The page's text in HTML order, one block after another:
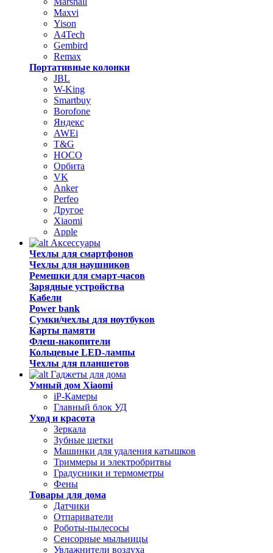
Maxvi
Yison
A4Tech
Gembird
Remax
Портативные колонки
JBL
W-King
Smartbuy
Borofone
Яндекс
AWEi
T&G
HOCO
Орбита
VK
Anker
Perfeo
Другое
Xiaomi
Apple
Аксессуары
Чехлы для смартфонов
Чехлы для наушников
Ремешки для смарт-часов
Зарядные устройства
Кабели
Power bank
Сумки/чехлы для ноутбуков
Карты памяти
Флеш-накопители
Кольцевые LED-лампы
Чехлы для планшетов
Гаджеты для дома
Умный дом Xiaomi
iP-Камеры
Главный блок УД
Уход и красота
Зеркала
Зубные щетки
Машинки для удаления катышков
Триммеры и электробритвы
Градусники и термометры
Фены
Товары для дома
Датчики
Отпариватели
Роботы-пылесосы
Сенсорные мыльницы
Увлажнители воздуха